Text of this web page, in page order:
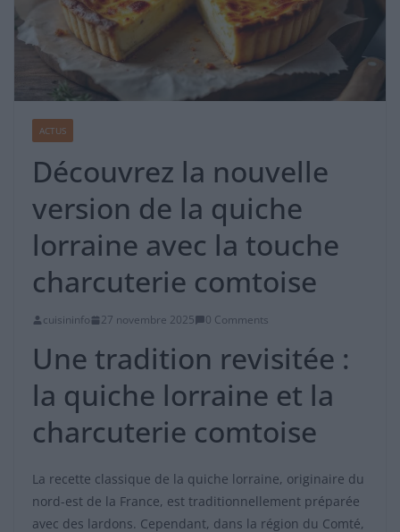
ACTUS
Découvrez la nouvelle
version de la quiche
lorraine avec la touche
charcuterie comtoise
cuisininfo 27 novembre 2025 0 Comments
Une tradition revisitée :
la quiche lorraine et la
charcuterie comtoise
La recette classique de la quiche lorraine, originaire du
nord-est de la France, est traditionnellement préparée
avec des lardons. Cependant, dans la région du Comté,